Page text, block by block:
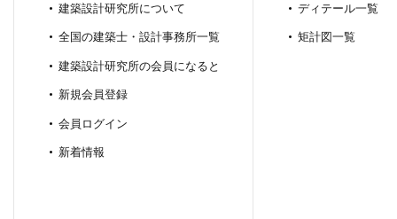
建築設計研究所について
全国の建築士・設計事務所一覧
建築設計研究所の会員になると
新規会員登録
会員ログイン
新着情報
ディテール一覧
矩計図一覧